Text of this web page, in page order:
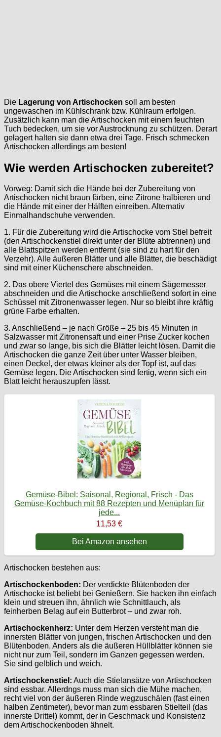
Die Lagerung von Artischocken soll am besten
ungewaschen im Kühlschrank bzw. Kühlraum erfolgen.
Zusätzlich kann man die Artischocken mit einem feuchten
Tuch bedecken, um sie vor Austrocknung zu schützen. Derart
gelagert halten sie dann etwa drei Tage. Frisch schmecken
Artischocken allerdings am besten!
Wie werden Artischocken zubereitet?
Vorweg: Damit sich die Hände bei der Zubereitung von
Artischocken nicht braun färben, eine Zitrone halbieren und
die Hände mit einer der Hälften einreiben. Alternativ
Einmalhandschuhe verwenden.
1. Für die Zubereitung wird die Artischocke vom Stiel befreit
(den Artischockenstiel direkt unter der Blüte abtrennen) und
alle Blattspitzen werden entfernt (sie sind zu hart für den
Verzehr). Alle äußeren Blätter und alle Blätter, die beschädigt
sind mit einer Küchenschere abschneiden.
2. Das obere Viertel des Gemüses mit einem Sägemesser
abschneiden und die Artischocke anschließend sofort in eine
Schüssel mit Zitronenwasser legen. Nur so bleibt ihre kräftig
grüne Farbe erhalten.
3. Anschließend – je nach Größe – 25 bis 45 Minuten in
Salzwasser mit Zitronensaft und einer Prise Zucker kochen
und zwar so lange, bis sich die Blätter leicht lösen. Damit die
Artischocken die ganze Zeit über unter Wasser bleiben,
einen Deckel, der etwas kleiner als der Topf ist, auf das
Gemüse legen. Die Artischocken sind fertig, wenn sich ein
Blatt leicht herauszupfen lässt.
Gemüse-Bibel: Saisonal, Regional, Frisch - Das
Gemüse-Kochbuch mit 88 Rezepten und Menüplan für
jede...
11,53 €
Bei Amazon ansehen
Artischocken bestehen aus:
Artischockenboden: Der verdickte Blütenboden der
Artischocke ist beliebt bei Genießern. Sie hacken ihn einfach
klein und streuen ihn, ähnlich wie Schnittlauch, als
feinherben Belag auf ein Butterbrot – und zwar roh.
Artischockenherz: Unter dem Herzen versteht man die
innersten Blätter von jungen, frischen Artischocken und den
Blütenboden. Anders als die äußeren Hüllblätter können sie
nicht nur zum Teil, sondern im Ganzen gegessen werden.
Sie sind gelblich und weich.
Artischockenstiel: Auch die Stielansätze von Artischocken
sind essbar. Allerdngs muss man sich die Mühe machen,
recht viel von der äußeren Rinde wegzuschälen (fast einen
halben Zentimeter), bevor man zum essbaren Stielteil (das
innerste Drittel) kommt, der in Geschmack und Konsistenz
dem Artischockenboden ähnelt.